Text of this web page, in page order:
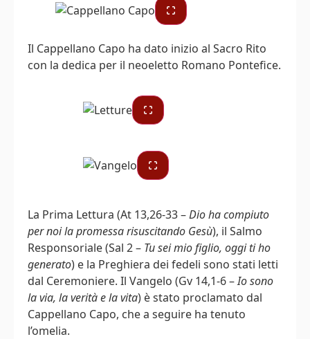
Il Cappellano Capo ha dato inizio al Sacro Rito
con la dedica per il neoeletto Romano Pontefice.
La Prima Lettura (At 13,26-33 –Dio ha compiuto
per noi la promessa risuscitando Gesù), il Salmo
Responsoriale (Sal 2 – Tu sei mio figlio, oggi ti ho
generato) e la Preghiera dei fedeli sono stati letti
dal Ceremoniere. Il Vangelo (Gv 14,1-6 –Io sono
la via, la verità e la vita) è stato proclamato dal
Cappellano Capo, che a seguire ha tenuto
l’omelia.